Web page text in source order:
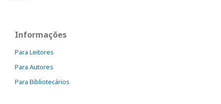
Informações
Para Leitores
Para Autores
Para Bibliotecários